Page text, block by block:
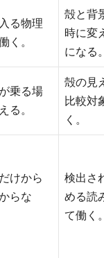
る物理
く。
殻と背
時に変
になる。
乗る場
る。
殻の見
比較対
く。
けから
らな
検出さ
める読
て働く。